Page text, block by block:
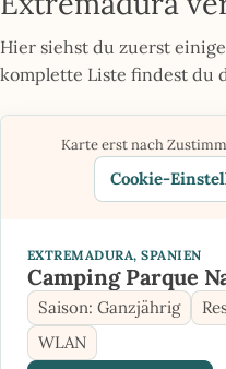
Hier siehst du zuerst
komplette Liste findest du
Karte erst nach
Cookie-
EXTREMADURA, SPANIEN
Camping Parque
Saison: Ganzjährig
WLAN